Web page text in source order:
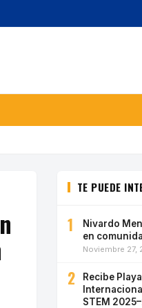
TE PUEDE
1
Nivardo
en
Noviembre 27,
2
Recibe
STEM